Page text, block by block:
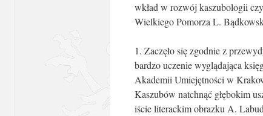
wkład w rozwój kaszubologii
Wielkiego Pomorza L.
1. Zaczęło się zgodnie z
bardzo uczenie wyglądająca
Akademii Umiejętności w
Kaszubów natchnąć głębokim
iście literackim obrazku A.